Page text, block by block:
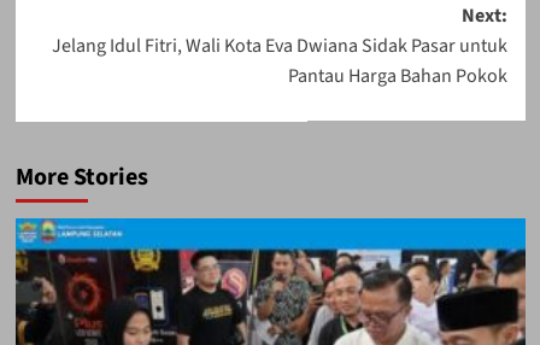
Next:
Jelang Idul Fitri, Wali Kota Eva Dwiana Sidak Pasar untuk
Pantau Harga Bahan Pokok
More Stories